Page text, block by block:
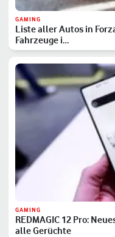
GAMING
Liste aller Autos in
Fahrzeuge i…
GAMING
REDMAGIC 12 Pro:
alle Gerüchte